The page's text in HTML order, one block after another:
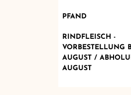
PFAND
RINDFLEISCH -
VORBESTELLUNG
AUGUST /
AUGUST